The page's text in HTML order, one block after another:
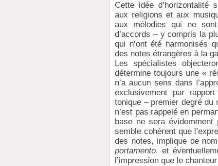
Cette idée d’horizontalité
aux religions et aux
aux mélodies qui ne
d’accords – y compris la
qui n‘ont été harmonisés
des notes étrangères à la
Les spécialistes
détermine toujours une «
n’a aucun sens dans
exclusivement par
tonique – premier degré du
n’est pas rappelé en
base ne sera
semble cohérent que
des notes, implique de
portamento, et
l’impression que le